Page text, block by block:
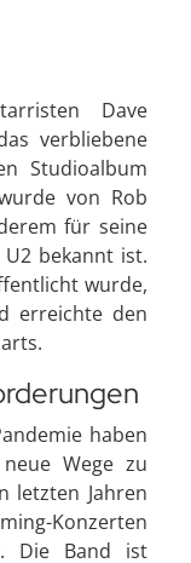
Dave
verbliebene
Studioalbum
von Rob
für seine
bekannt ist.
wurde,
erreichte den
haben
Wege zu
letzten Jahren
Konzerten
Die Band ist